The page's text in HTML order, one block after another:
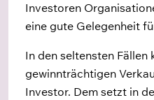
Investoren
eine gute Gelegenheit
In den seltensten Fällen
gewinnträchtigen
Investor. Dem setzt in